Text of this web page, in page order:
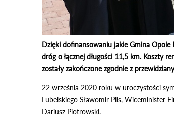
Dzięki dofinansowaniu jakie Gmina
dróg o łącznej długości 11,5 km. Koszty
zostały zakończone zgodnie z
22 września 2020 roku w uroczystości
Lubelskiego Sławomir Plis, Wiceminister
Dariusz Piotrowski.